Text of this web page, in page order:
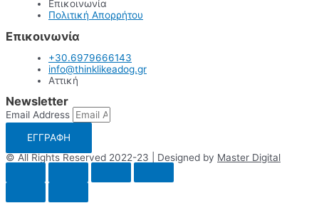
Επικοινωνία
Πολιτική Απορρήτου
Επικοινωνία
+30.6979666143
info@thinklikeadog.gr
Αττική
Newsletter
Email Address
ΕΓΓΡΑΦΗ
© All Rights Reserved 2022-23 | Designed by Master Digital